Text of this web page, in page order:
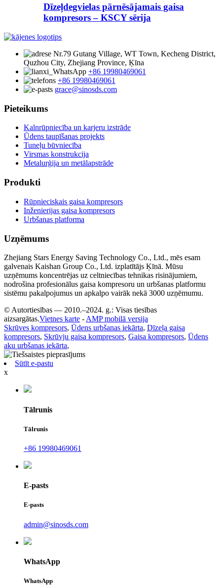
Dīzeļdegvielas pārnēsājamais gaisa
kompresors – KSCY sērija
Nr.79 Gutang Village, WT Town, Kecheng District,
Quzhou City, Zhejiang Province, Ķīna
+86 19980469061
+86 19980469061
grace@sinosds.com
Pieteikums
Kalnrūpniecība un karjeru izstrāde
Ūdens taupīšanas projekts
Tuneļu būvniecība
Virsmas konstrukcija
Metalurģija un metālapstrāde
Produkti
Rūpnieciskais gaisa kompresors
Inženierijas gaisa kompresors
Urbšanas platforma
Uzņēmums
Zhejiang Stars Energy Saving Technology Co., Ltd., mēs esam
galvenais Kaishan Group Co., Ltd. izplatītājs Ķīnā. Mūsu
uzņēmums koncentrējas uz celtniecības tehnikas risinājumiem,
nodrošina profesionālus gaisa kompresoru un urbšanas platformu
sistēmu pakalpojumus un apkalpo vairāk nekā 3000 uzņēmumu.
© Autortiesības — 2010.–2024. g.: Visas tiesības
aizsargātas.Vietnes karte - AMP mobilā versija
Skrūves kompresors, Ūdens urbšanas iekārta, Dīzeļa gaisa
kompresors, Skrūvju gaisa kompresors, Gaisa kompresors, Ūdens
aku urbšanas iekārta,
Sūtīt e-pastu
x
Tālrunis
Tālrunis
+86 19980469061
E-pasts
E-pasts
admin@sinosds.com
WhatsApp
WhatsApp